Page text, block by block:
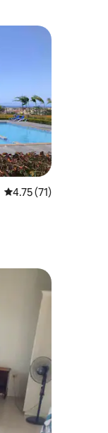
평점 4.75점(5점 만점
4.75 (71)